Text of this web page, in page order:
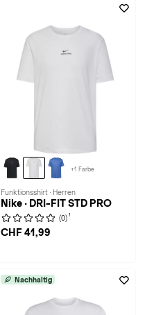
+1 Farbe
Funktionsshirt · Herren
Nike · DRI-FIT STD PRO
(0) 1
CHF 41,99
Nachhaltig